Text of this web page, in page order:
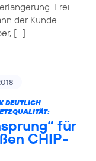
Frei
der Kunde
[…]
DEUTLICH
für
CHIP-